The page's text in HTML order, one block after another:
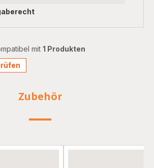
mit 1 Produkten
Zubehör